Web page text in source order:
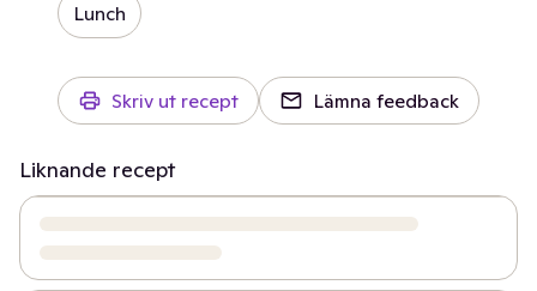
Lunch
Skriv ut recept Lämna feedback
Liknande recept